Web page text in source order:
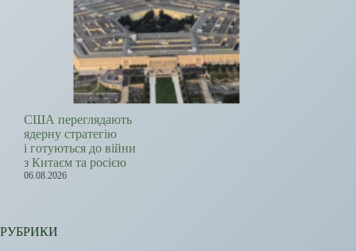
США переглядають
ядерну стратегію
і готуються до війни
з Китаєм та росією
06.08.2026
РУБРИКИ